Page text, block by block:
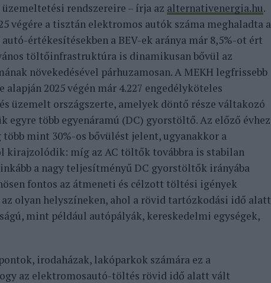
rendszereire – írja az alternativenergia.hu.
végére a tisztán elektromos autók száma meghaladta a
értékesítésekben a BEV-ek aránya már 8,5%-ot ért
töltőinfrastruktúra is dinamikusan bővül az
növekedésével párhuzamosan. A MEKH legfrissebb
2025 végén már 4.227 engedélyköteles
üzemelt országszerte, amelyek döntő része váltakozó
egyre több egyenáramú (DC) gyorstöltő. Az előző évhez
mint 30%-os bővülést jelent, ugyanakkor a
kirajzolódik: míg az AC töltők továbbra is stabilan
a nagy teljesítményű DC gyorstöltők irányába
fontos az átmeneti és célzott töltési igények
olyan helyszíneken, ahol a rövid tartózkodási idő alatt
mint például autópályák, kereskedelmi egységek,
irodaházak, lakóparkok számára ez a
az elektromosautó-töltés rövid idő alatt vált